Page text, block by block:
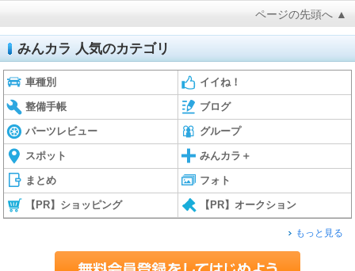
ページの先頭へ ▲
みんカラ 人気のカテゴリ
車種別 イイね！
整備手帳 ブログ
パーツレビュー グループ
スポット みんカラ＋
まとめ フォト
【PR】ショッピング 【PR】オークション
もっと見る